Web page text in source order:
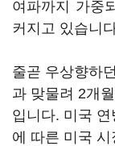
여파까지 가중
커지고 있습니
줄곧 우상향하
과 맞물려 2개
입니다. 미국
에 따른 미국